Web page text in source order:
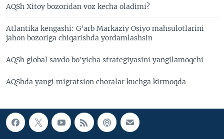
AQSh Xitoy bozoridan voz kecha oladimi?
Atlantika kengashi: G'arb Markaziy Osiyo mahsulotlarini
jahon bozoriga chiqarishda yordamlashsin
AQSh global savdo bo'yicha strategiyasini yangilamoqchi
AQShda yangi migratsion choralar kuchga kirmoqda